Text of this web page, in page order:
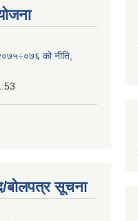
को नीति,
बोलपत्र सूचना